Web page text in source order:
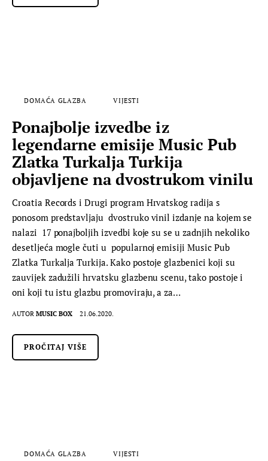
DOMAĆA GLAZBA VIJESTI
Ponajbolje izvedbe iz
legendarne emisije Music Pub
Zlatka Turkalja Turkija
objavljene na dvostrukom vinilu
Croatia Records i Drugi program Hrvatskog radija s
ponosom predstavljaju dvostruko vinil izdanje na kojem se
nalazi 17 ponajboljih izvedbi koje su se u zadnjih nekoliko
desetljeća mogle čuti u popularnoj emisiji Music Pub
Zlatka Turkalja Turkija. Kako postoje glazbenici koji su
zauvijek zadužili hrvatsku glazbenu scenu, tako postoje i
oni koji tu istu glazbu promoviraju, a za…
AUTOR MUSIC BOX 21.06.2020.
PROČITAJ VIŠE
DOMAĆA GLAZBA VIJESTI